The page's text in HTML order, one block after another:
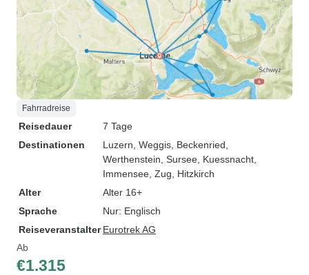
Fahrradreise
Reisedauer
7 Tage
Destinationen
Luzern , Weggis , Beckenried
Werthenstein , Sursee , Kuessnacht
Immensee , Zug , Hitzkirch
Alter
Alter 16+
Sprache
Nur: Englisch
Reiseveranstalter Eurotrek AG
Ab
€1.315